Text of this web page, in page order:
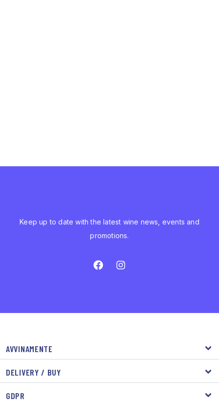
Keep up to date with the latest wine news, events and
promotions.
AVVINAMENTE
DELIVERY / BUY
GDPR